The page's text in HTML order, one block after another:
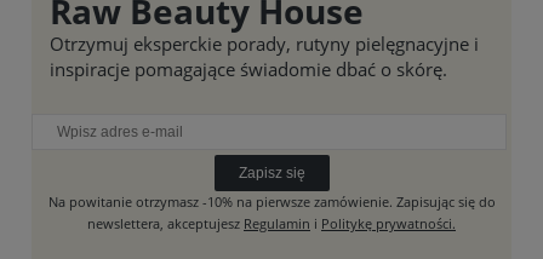
Raw Beauty House
Otrzymuj eksperckie porady, rutyny pielęgnacyjne i
inspiracje pomagające świadomie dbać o skórę.
Zapisz się
Na powitanie otrzymasz -10% na pierwsze zamówienie. Zapisując się do
newslettera, akceptujesz Regulamin i Politykę prywatności.